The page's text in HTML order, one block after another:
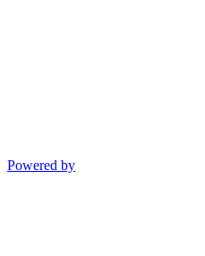
Powered by